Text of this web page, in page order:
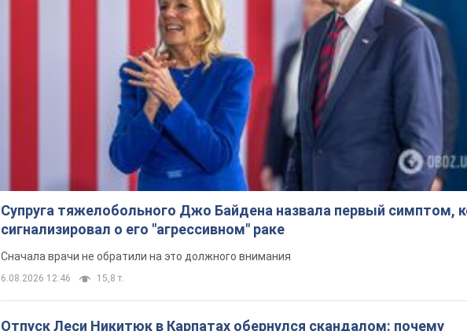
Супруга тяжелобольного Джо Байдена назвала первый симптом,
сигнализировал о его "агрессивном" раке
Сначала врачи не обратили на это должного внимания
6.08.2026 12:46 15,8 т.
Отпуск Леси Никитюк в Карпатах обернулся скандалом: почему